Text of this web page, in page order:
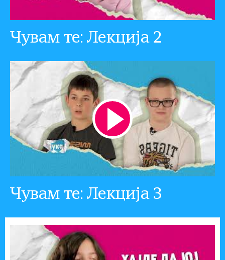
Чувам те: Лекција 2
Чувам те: Лекција 3